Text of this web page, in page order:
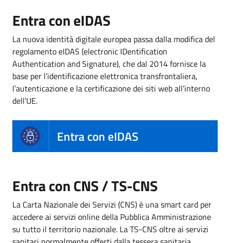
Entra con eIDAS
La nuova identità digitale europea passa dalla modifica del
regolamento eIDAS (electronic IDentification
Authentication and Signature), che dal 2014 fornisce la
base per l’identificazione elettronica transfrontaliera,
l’autenticazione e la certificazione dei siti web all’interno
dell’UE.
Entra con eIDAS
Entra con CNS / TS-CNS
La Carta Nazionale dei Servizi (CNS) è una smart card per
accedere ai servizi online della Pubblica Amministrazione
su tutto il territorio nazionale. La TS-CNS oltre ai servizi